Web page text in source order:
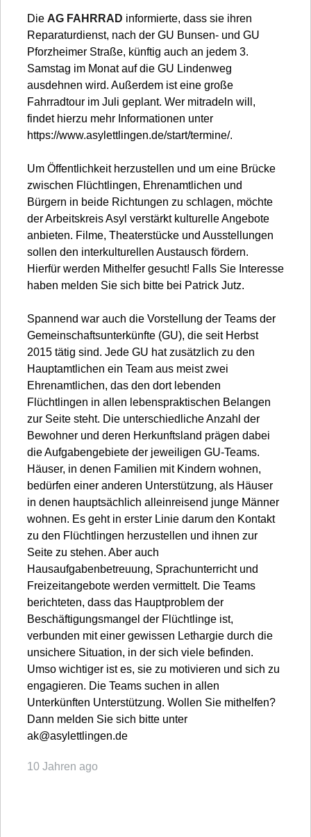
Die AG FAHRRAD informierte, dass sie ihren
Reparaturdienst, nach der GU Bunsen- und GU
Pforzheimer Straße, künftig auch an jedem 3.
Samstag im Monat auf die GU Lindenweg
ausdehnen wird. Außerdem ist eine große
Fahrradtour im Juli geplant. Wer mitradeln will,
findet hierzu mehr Informationen unter
https://www.asylettlingen.de/start/termine/.
Um Öffentlichkeit herzustellen und um eine Brücke
zwischen Flüchtlingen, Ehrenamtlichen und
Bürgern in beide Richtungen zu schlagen, möchte
der Arbeitskreis Asyl verstärkt kulturelle Angebote
anbieten. Filme, Theaterstücke und Ausstellungen
sollen den interkulturellen Austausch fördern.
Hierfür werden Mithelfer gesucht! Falls Sie Interesse
haben melden Sie sich bitte bei Patrick Jutz.
Spannend war auch die Vorstellung der Teams der
Gemeinschaftsunterkünfte (GU), die seit Herbst
2015 tätig sind. Jede GU hat zusätzlich zu den
Hauptamtlichen ein Team aus meist zwei
Ehrenamtlichen, das den dort lebenden
Flüchtlingen in allen lebenspraktischen Belangen
zur Seite steht. Die unterschiedliche Anzahl der
Bewohner und deren Herkunftsland prägen dabei
die Aufgabengebiete der jeweiligen GU-Teams.
Häuser, in denen Familien mit Kindern wohnen,
bedürfen einer anderen Unterstützung, als Häuser
in denen hauptsächlich alleinreisend junge Männer
wohnen. Es geht in erster Linie darum den Kontakt
zu den Flüchtlingen herzustellen und ihnen zur
Seite zu stehen. Aber auch
Hausaufgabenbetreuung, Sprachunterricht und
Freizeitangebote werden vermittelt. Die Teams
berichteten, dass das Hauptproblem der
Beschäftigungsmangel der Flüchtlinge ist,
verbunden mit einer gewissen Lethargie durch die
unsichere Situation, in der sich viele befinden.
Umso wichtiger ist es, sie zu motivieren und sich zu
engagieren. Die Teams suchen in allen
Unterkünften Unterstützung. Wollen Sie mithelfen?
Dann melden Sie sich bitte unter
ak@asylettlingen.de
10 Jahren ago